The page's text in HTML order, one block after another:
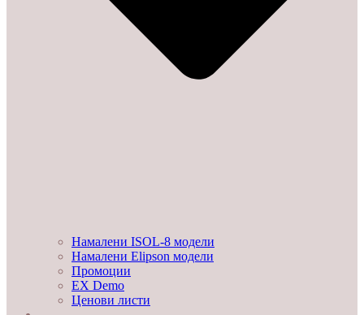
Намалени ISOL-8 модели
Намалени Elipson модели
Промоции
EX Demo
Ценови листи